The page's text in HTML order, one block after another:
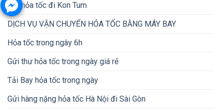
Gửi hỏa tốc đi Kon Tum
DỊCH VỤ VẬN CHUYỂN HỎA TỐC BẰNG MÁY BAY
Hỏa tốc trong ngày 6h
Gửi thư hỏa tốc trong ngày giá rẻ
Tải Bay hỏa tốc trong ngày
Gửi hàng nặng hỏa tốc Hà Nội đi Sài Gòn